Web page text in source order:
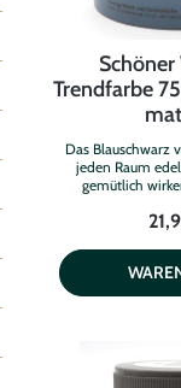
Trendfarbe
Das Blauschwarz
jeden Raum
gemütlich
Accessoires aus
Möbel oder edle Stoffe.
Dispersionsfarbe